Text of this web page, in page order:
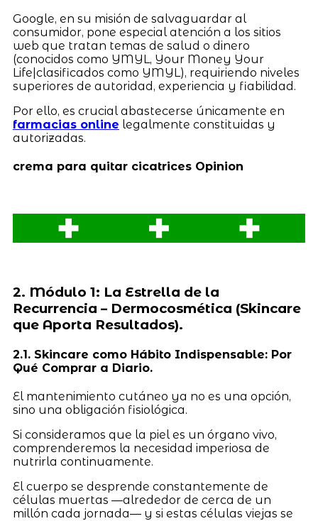
Google, en su misión de salvaguardar al
consumidor, pone especial atención a los sitios
web que tratan temas de salud o dinero
(conocidos como YMYL, Your Money Your
Life|clasificados como YMYL), requiriendo niveles
superiores de autoridad, experiencia y fiabilidad.
Por ello, es crucial abastecerse únicamente en
farmacias online legalmente constituidas y
autorizadas.
crema para quitar cicatrices Opinion
2. Módulo 1: La Estrella de la
Recurrencia – Dermocosmética (Skincare
que Aporta Resultados).
2.1. Skincare como Hábito Indispensable: Por
Qué Comprar a Diario.
El mantenimiento cutáneo ya no es una opción,
sino una obligación fisiológica.
Si consideramos que la piel es un órgano vivo,
comprenderemos la necesidad imperiosa de
nutrirla continuamente.
El cuerpo se desprende constantemente de
células muertas —alrededor de cerca de un
millón cada jornada— y si estas células viejas se